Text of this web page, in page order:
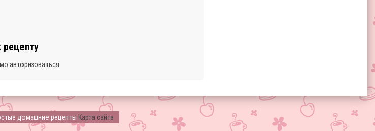
рецепту
авторизоваться
домашние рецепты Карта сайта